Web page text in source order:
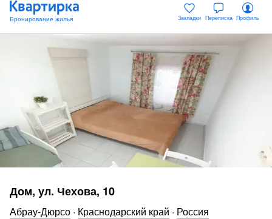
Закладки Переписка Профиль
Дом, ул. Чехова, 10
Абрау-Дюрсо · Краснодарский край · Россия